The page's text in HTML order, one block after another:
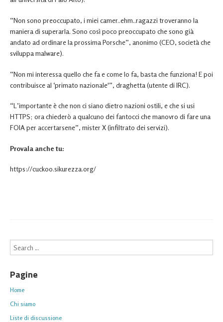
“Non sono preoccupato, i miei camer..ehm..ragazzi troveranno la
maniera di superarla. Sono così poco preoccupato che sono già
andato ad ordinare la prossima Porsche”, anonimo (CEO, società che
sviluppa malware).
“Non mi interessa quello che fa e come lo fa, basta che funziona! E poi
contribuisce al ‘primato nazionale'”, draghetta (utente di IRC).
“L’importante è che non ci siano dietro nazioni ostili, e che si usi
HTTPS; ora chiederò a qualcuno dei fantocci che manovro di fare una
FOIA per accertarsene”, mister X (infiltrato dei servizi).
Provala anche tu:
https://cuckoo.sikurezza.org/
Search
Pagine
Home
Chi siamo
Liste di discussione